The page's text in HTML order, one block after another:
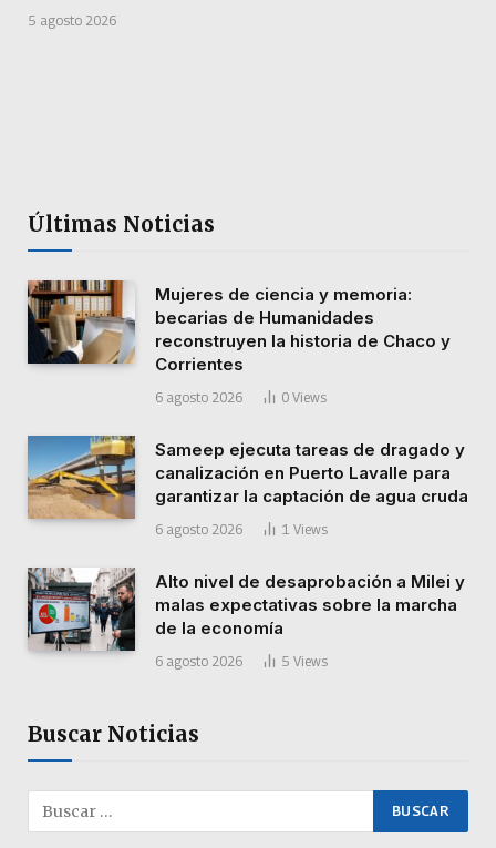
5 agosto 2026
Últimas Noticias
Mujeres de ciencia y memoria:
becarias de Humanidades
reconstruyen la historia de Chaco y
Corrientes
6 agosto 2026 0 Views
Sameep ejecuta tareas de dragado y
canalización en Puerto Lavalle para
garantizar la captación de agua cruda
6 agosto 2026 1 Views
Alto nivel de desaprobación a Milei y
malas expectativas sobre la marcha
de la economía
6 agosto 2026 5 Views
Buscar Noticias